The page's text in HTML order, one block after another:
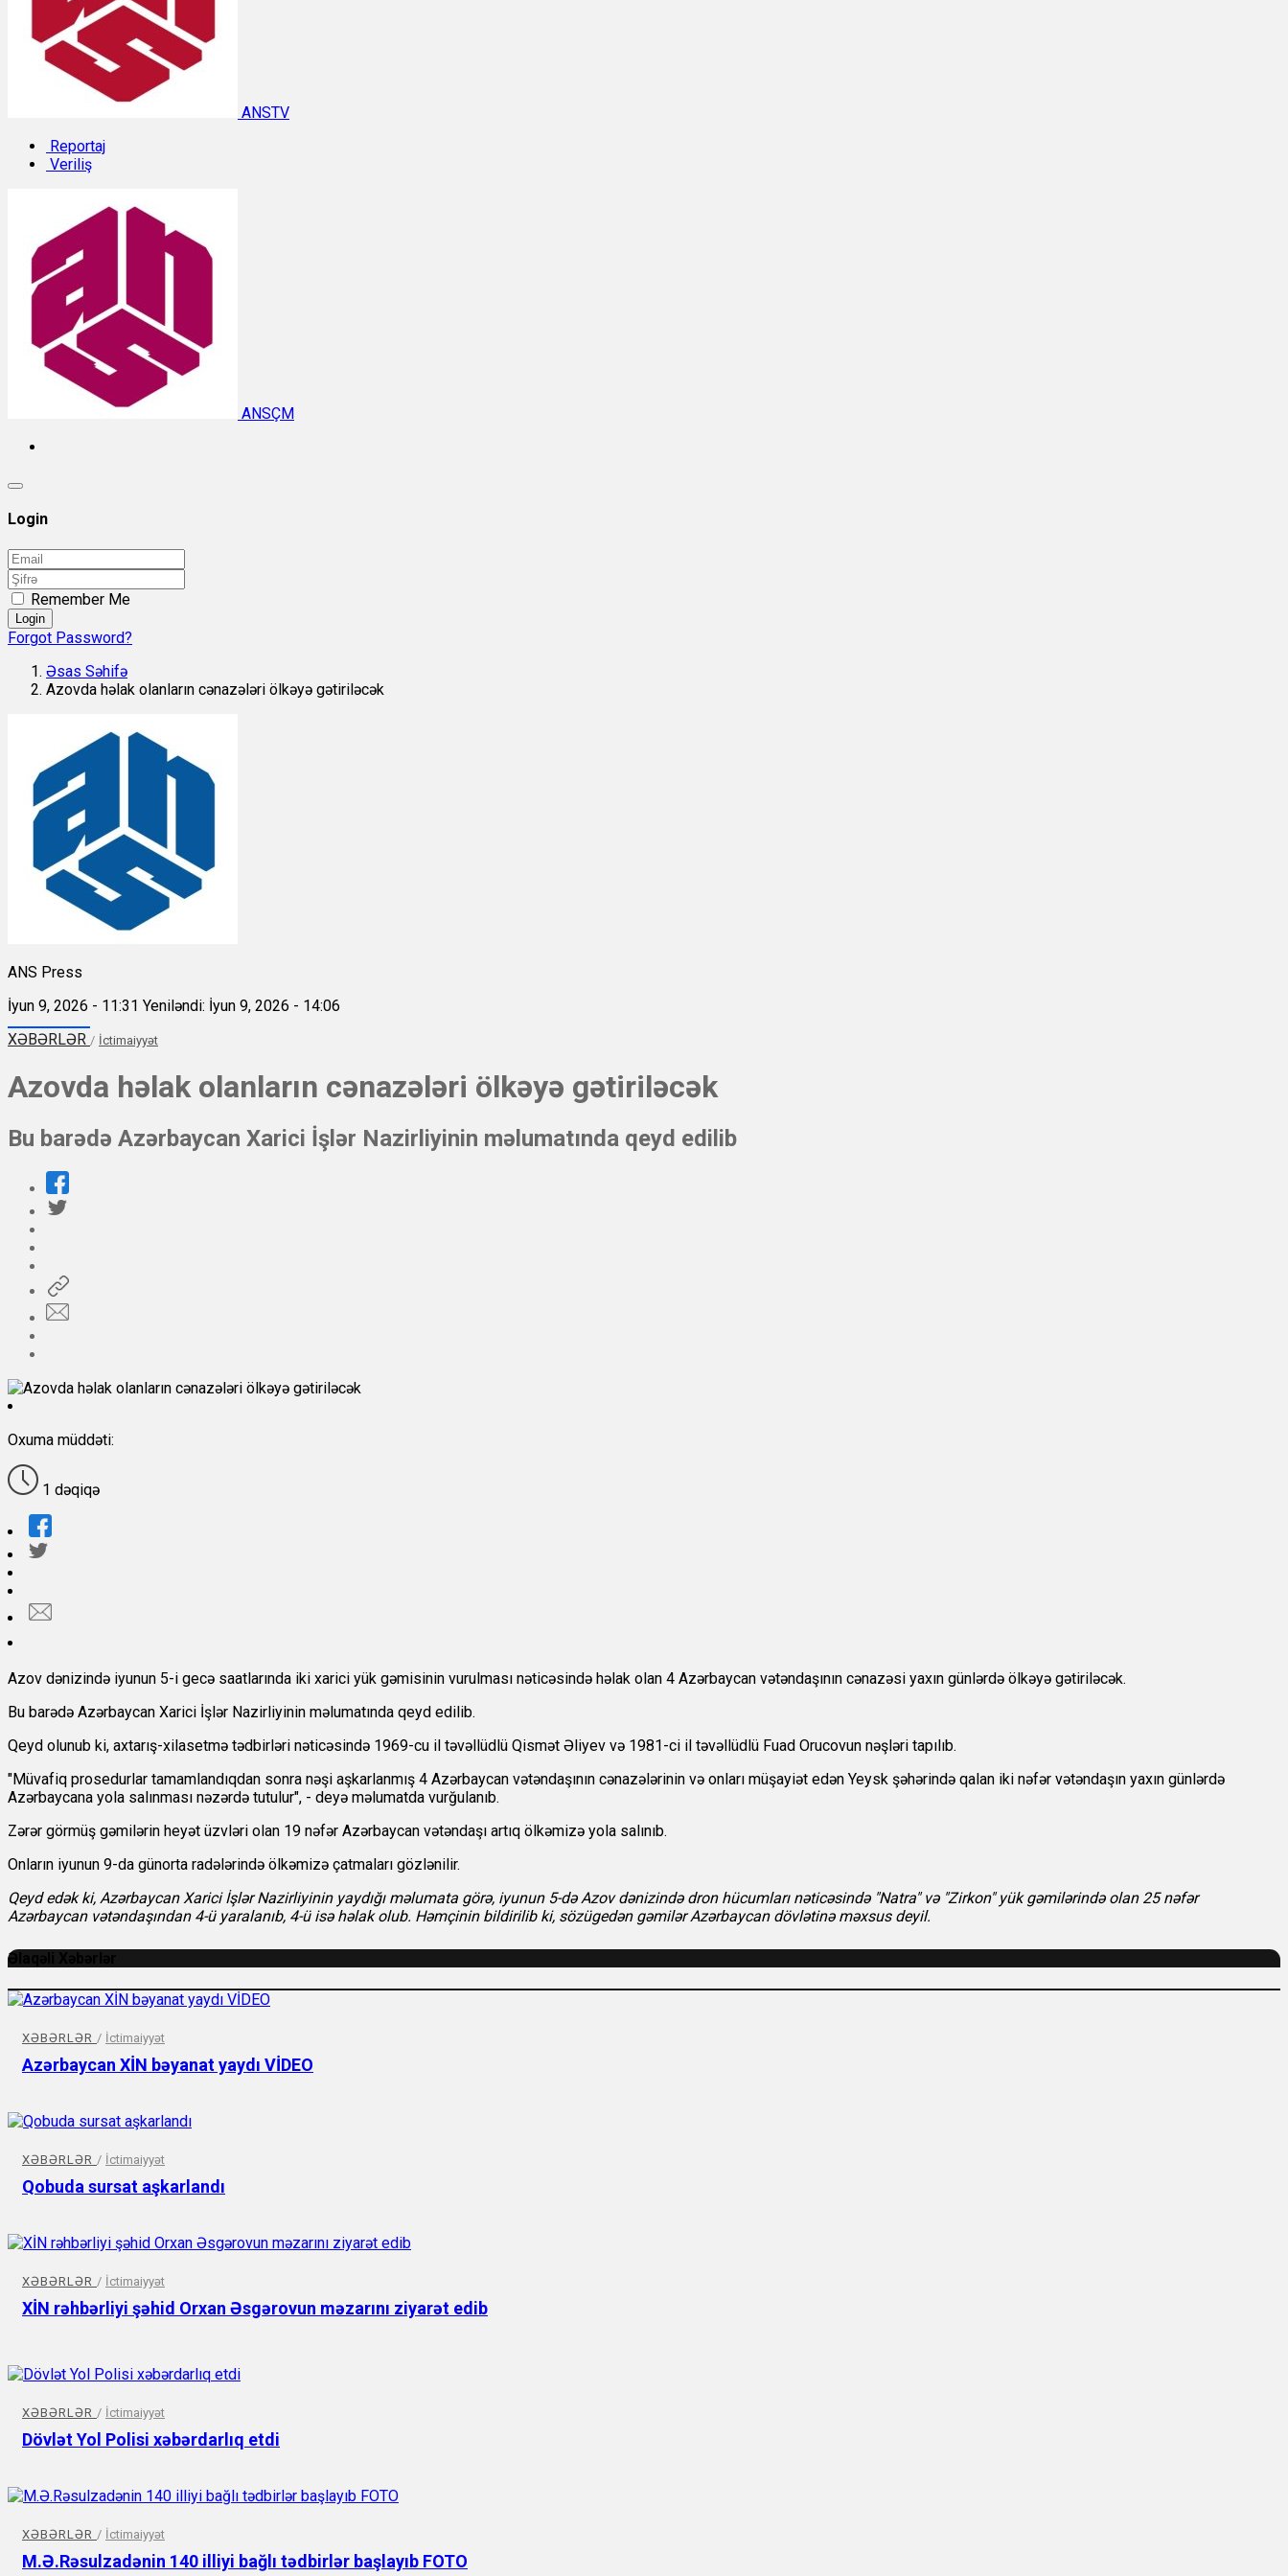
ANSTV
Reportaj
Veriliş
ANSÇM
Login
Remember Me
Login
Forgot Password?
Əsas Səhifə
Azovda həlak olanların cənazələri ölkəyə gətiriləcək
ANS Press
İyun 9, 2026 - 11:31 Yeniləndi: İyun 9, 2026 - 14:06
XƏBƏRLƏR / İctimaiyyət
Azovda həlak olanların cənazələri ölkəyə gətiriləcək
Bu barədə Azərbaycan Xarici İşlər Nazirliyinin məlumatında qeyd edilib
Oxuma müddəti:
1 dəqiqə
Azov dənizində iyunun 5-i gecə saatlarında iki xarici yük gəmisinin vurulması nəticəsində həlak olan 4 Azərbaycan vətəndaşının cənazəsi yaxın günlərdə ölkəyə gətiriləcək.
Bu barədə Azərbaycan Xarici İşlər Nazirliyinin məlumatında qeyd edilib.
Qeyd olunub ki, axtarış-xilasetmə tədbirləri nəticəsində 1969-cu il təvəllüdlü Qismət Əliyev və 1981-ci il təvəllüdlü Fuad Orucovun nəşləri tapılıb.
"Müvafiq prosedurlar tamamlandıqdan sonra nəşi aşkarlanmış 4 Azərbaycan vətəndaşının cənazələrinin və onları müşayiət edən Yeysk şəhərində qalan iki nəfər vətəndaşın yaxın günlərdə
Azərbaycana yola salınması nəzərdə tutulur", - deyə məlumatda vurğulanıb.
Zərər görmüş gəmilərin heyət üzvləri olan 19 nəfər Azərbaycan vətəndaşı artıq ölkəmizə yola salınıb.
Onların iyunun 9-da günorta radələrində ölkəmizə çatmaları gözlənilir.
Qeyd edək ki, Azərbaycan Xarici İşlər Nazirliyinin yaydığı məlumata görə, iyunun 5-də Azov dənizində dron hücumları nəticəsində "Natra" və "Zirkon" yük gəmilərində olan 25 nəfər
Azərbaycan vətəndaşından 4-ü yaralanıb, 4-ü isə həlak olub. Həmçinin bildirilib ki, sözügedən gəmilər Azərbaycan dövlətinə məxsus deyil.
Əlaqəli Xəbərlər
XƏBƏRLƏR / İctimaiyyət
Azərbaycan XİN bəyanat yaydı VİDEO
XƏBƏRLƏR / İctimaiyyət
Qobuda sursat aşkarlandı
XƏBƏRLƏR / İctimaiyyət
XİN rəhbərliyi şəhid Orxan Əsgərovun məzarını ziyarət edib
XƏBƏRLƏR / İctimaiyyət
Dövlət Yol Polisi xəbərdarlıq etdi
XƏBƏRLƏR / İctimaiyyət
M.Ə.Rəsulzadənin 140 illiyi bağlı tədbirlər başlayıb FOTO